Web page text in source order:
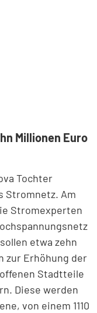
Millionen Euro
Tochter
Stromnetz. Am
Stromexperten
etwa zehn
zur Erhöhung der
Stadtteile
Diese werden
von einem 1110